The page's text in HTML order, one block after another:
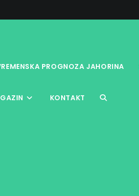
PROGNOZA JAHORINA
KONTAKT TOGGLE